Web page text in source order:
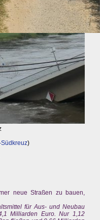
)
neue Straßen zu bauen,
für Aus- und Neubau
Milliarden Euro. Nur 1,12